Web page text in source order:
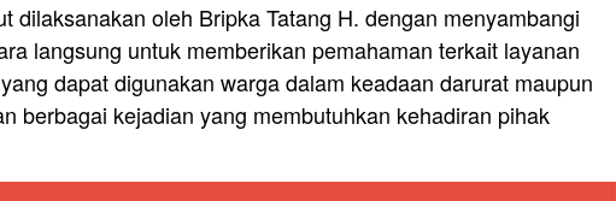
dilaksanakan oleh Bripka Tatang H. dengan menyambangi
langsung untuk memberikan pemahaman terkait layanan
dapat digunakan warga dalam keadaan darurat maupun
berbagai kejadian yang membutuhkan kehadiran pihak